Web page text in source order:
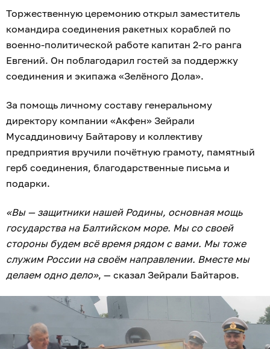
Торжественную церемонию открыл заместитель
командира соединения ракетных кораблей по
военно-политической работе капитан 2-го ранга
Евгений. Он поблагодарил гостей за поддержку
соединения и экипажа «Зелёного Дола».
За помощь личному составу генеральному
директору компании «Акфен» Зейрали
Мусаддиновичу Байтарову и коллективу
предприятия вручили почётную грамоту, памятный
герб соединения, благодарственные письма и
подарки.
«Вы — защитники нашей Родины, основная мощь
государства на Балтийском море. Мы со своей
стороны будем всё время рядом с вами. Мы тоже
служим России на своём направлении. Вместе мы
делаем одно дело», — сказал Зейрали Байтаров.